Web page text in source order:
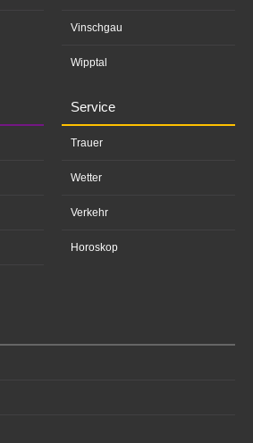
Vinschgau
Wipptal
Service
Trauer
Wetter
Verkehr
Horoskop